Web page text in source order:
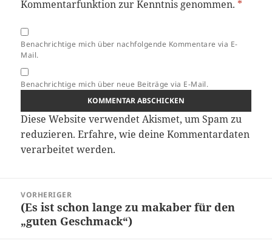
Kommentarfunktion zur Kenntnis genommen. *
Benachrichtige mich über nachfolgende Kommentare via E-
Mail.
Benachrichtige mich über neue Beiträge via E-Mail.
Diese Website verwendet Akismet, um Spam zu
reduzieren.Erfahre, wie deine Kommentardaten
verarbeitet werden.
VORHERIGER
Vorheriger
Beitrag:
(Es ist schon lange zu makaber für den
„guten Geschmack“)